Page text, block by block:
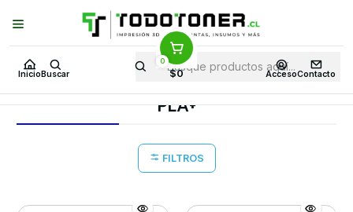
Inicio Buscar
0
$0 AccesoContacto
Puedes Elegir: Comprar enTienda· Despachoa Todo Chile · Retiro en
Tienda en24 Horas
Inicio Todo 3D FILAMENTOS PACK DE FILAMENTOS PACK PLA
PLA+
PLA+
FILTROS